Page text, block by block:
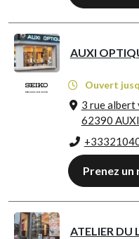
AUXI
Ouvert
3 rue albert
62390
Prenez un
ATELIER DU